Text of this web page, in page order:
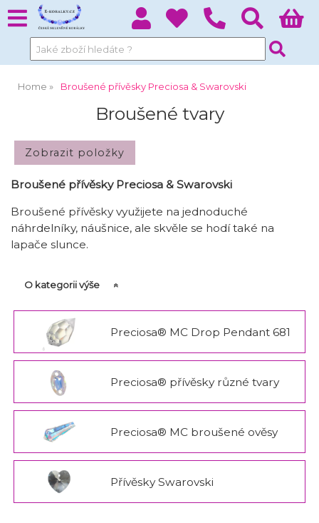
Home Broušené přívěsky Preciosa & Swarovski
Broušené tvary
Broušené přívěsky Preciosa & Swarovski
Broušené přívěsky využijete na jednoduché
náhrdelníky, náušnice, ale skvěle se hodí také na
lapače slunce.
O kategorii výše
Preciosa® MC Drop Pendant 681
Preciosa® přívěsky různé tvary
Preciosa® MC broušené ověsy
Přívěsky Swarovski